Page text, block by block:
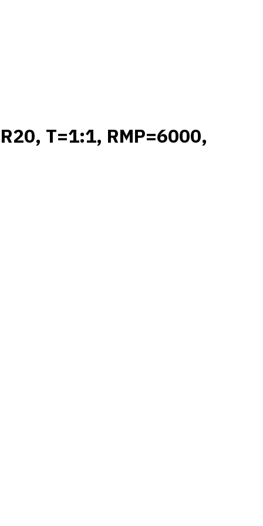
T=1:1, RMP=6000,